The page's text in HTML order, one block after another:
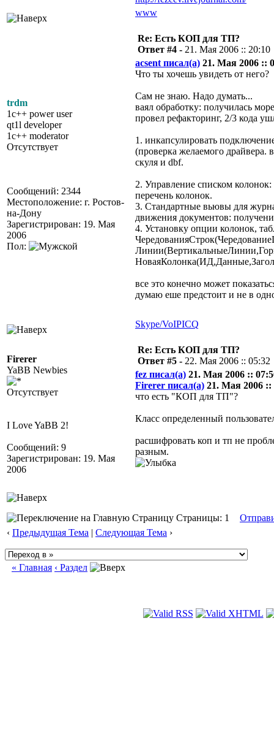
www
trdm
1c++ power user
qt1l developer
1c++ moderator
Отсутствует
Сообщений: 2344
Местоположение: г. Ростов-
на-Дону
Зарегистрирован: 19. Мая
2006
Пол:
Re: Есть КОП для ТП?
Ответ #4 - 21. Мая 2006 :: 20:10
acsent писал(а) 21. Мая 2006 ::
Что ты хочешь увидеть от него?
Сам не знаю. Надо думать...
ваял обработку: получилась
провел рефакторинг, 2/3 кода
1. инкапсулировать
(проверка желаемого драйвера.
скуля и dbf.
2. Управление списком
перечень колонок.
3. Стандартные вьювы для
движения документов:
4. Установку опции колонок,
все это конечно может
думаю еше предстоит и не в
Skype/VoIPICQ
Firerer
YaBB Newbies
Отсутствует
I Love YaBB 2!
Сообщений: 9
Зарегистрирован: 19. Мая
2006
Re: Есть КОП для ТП?
Ответ #5 - 22. Мая 2006 :: 05:32
fez писал(а) 21. Мая 2006 ::
Firerer писал(а) 21. Мая 2006 ::
что есть "КОП для ТП"?
Класс определенный
расшифровать коп и тп не
разным.
Страницы: 1
‹ Предыдущая Тема | Следующая Тема ›
« Главная ‹ Раздел